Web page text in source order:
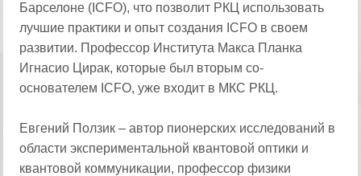
Барселоне (ICFO), что позволит РКЦ использовать
лучшие практики и опыт создания ICFO в своем
развитии. Профессор Института Макса Планка
Игнасио Цирак, которые был вторым со-
основателем ICFO, уже входит в МКС РКЦ.
Евгений Ползик – автор пионерских исследований в
области экспериментальной квантовой оптики и
квантовой коммуникации, профессор физики